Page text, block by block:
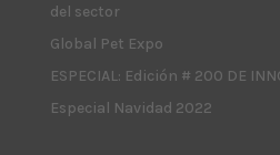
del sector
Global Pet Expo
ESPECIAL: Edición # 200 DE
Especial Navidad 2022